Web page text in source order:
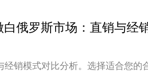
白俄罗斯市场：直销与经
销模式对比分析。选择适合您的